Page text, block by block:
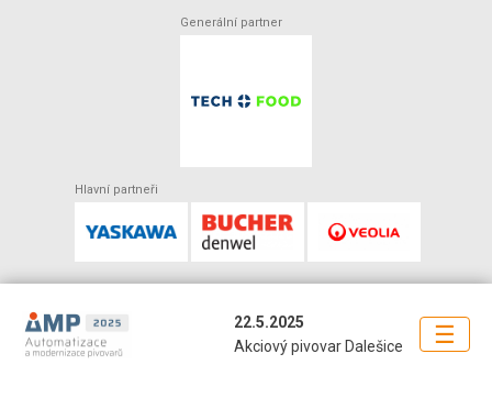
Generální partner
Hlavní partneři
22.5.2025
Akciový pivovar Dalešice
☰